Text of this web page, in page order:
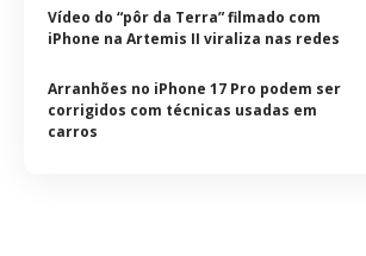
Vídeo do “pôr da Terra” filmado com
iPhone na Artemis II viraliza nas redes
Arranhões no iPhone 17 Pro podem ser
corrigidos com técnicas usadas em
carros